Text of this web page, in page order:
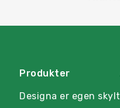
Produkter
Designa er egen skylt